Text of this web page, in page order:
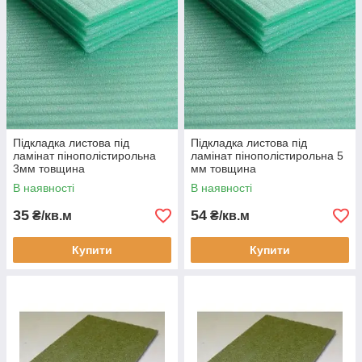
Підкладка листова під
ламінат пінополістирольна
3мм товщина
В наявності
35 ₴/кв.м
Купити
Підкладка листова під
ламінат пінополістирольна 5
мм товщина
В наявності
54 ₴/кв.м
Купити